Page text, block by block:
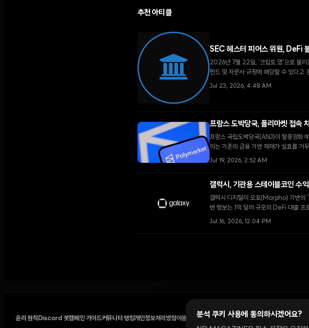
추천 아티클
SEC 헤스터 피어스 위원, DeFi
2026년 7월 22일, '크립토 맘'으로 불리
펀드 및 자문사 규정에 해당할 수 있다고
Jul 23, 2026, 4:48 AM
프랑스 도박당국, 폴리마켓 접속
프랑스 국립도박당국(ANJ)이 탈중앙화
이는 기존의 금융 기반 제재가 실효를 거
Jul 19, 2026, 2:52 AM
갤럭시, 기관용 스테이블코인 수
갤럭시 디지털이 모포(Morpho) 기반의 '
번 행보는 1억 달러 규모의 DeFi 대출 프
의 일환이다.
Jul 16, 2026, 12:04 PM
윤리 원칙 Discord 봇캠페인 가이드커뮤니티 랭킹개인정보처리방침이용약관 쿠키 설정
분석 쿠키 사용에 동의하시겠어요?